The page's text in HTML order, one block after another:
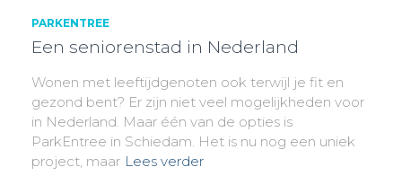
PARKENTREE
Een seniorenstad in Nederland
Wonen met leeftijdgenoten ook terwijl je fit en
gezond bent? Er zijn niet veel mogelijkheden voor
in Nederland. Maar één van de opties is
ParkEntree in Schiedam. Het is nu nog een uniek
project, maar Lees verder